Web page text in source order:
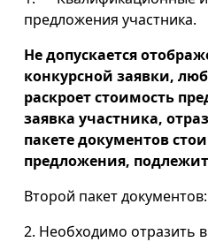
предложения участника.
Не допускается
конкурсной заявки,
раскроет стоимость
заявка участника,
пакете документов
предложения,
Второй пакет документов:
2. Необходимо отразить